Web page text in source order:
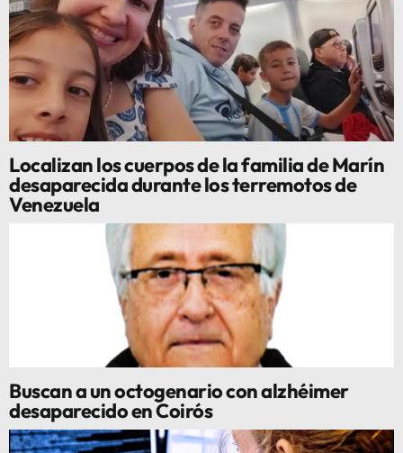
Localizan los cuerpos de la familia de Marín
desaparecida durante los terremotos de
Venezuela
Buscan a un octogenario con alzhéimer
desaparecido en Coirós